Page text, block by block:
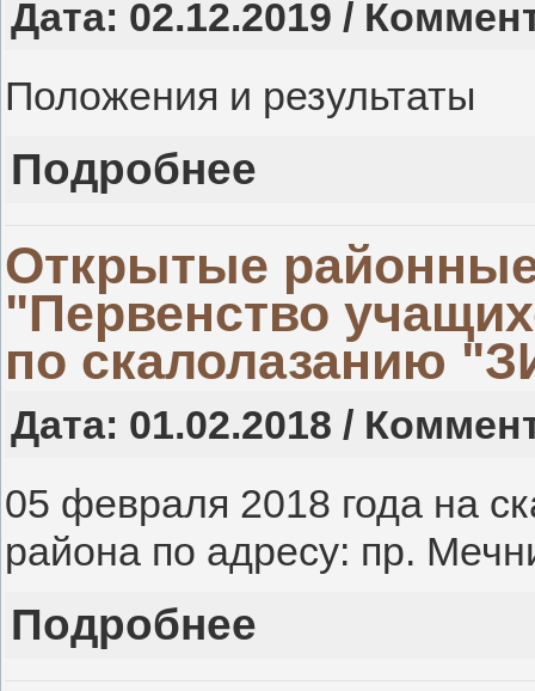
Дата: 02.12.2019 /
Положения и результаты
Подробнее
Открытые
"Первенство
по скалолазанию
Дата: 01.02.2018 /
05 февраля 2018 года на
района по адресу: пр.
Подробнее